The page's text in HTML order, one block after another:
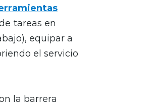
tareas en
equipar a
el servicio
la barrera